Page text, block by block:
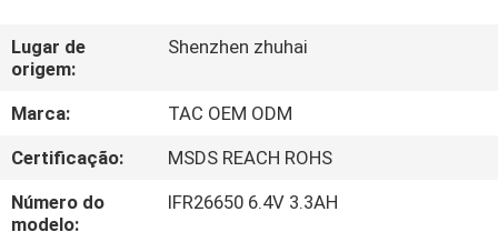
SOBRE
NÓS
EXCURSÃO
Lugar de
origem:
Shenzhen zhuhai
Marca:
TAC OEM ODM
Certificação:
MSDS REACH ROHS
Número do
modelo:
IFR26650 6.4V 3.3AH